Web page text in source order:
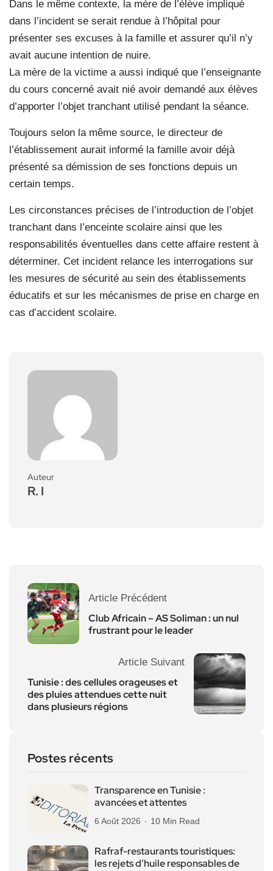
Dans le même contexte, la mère de l’élève impliqué
dans l’incident se serait rendue à l’hôpital pour
présenter ses excuses à la famille et assurer qu’il n’y
avait aucune intention de nuire.
La mère de la victime a aussi indiqué que l’enseignante
du cours concerné avait nié avoir demandé aux élèves
d’apporter l’objet tranchant utilisé pendant la séance.
Toujours selon la même source, le directeur de
l’établissement aurait informé la famille avoir déjà
présenté sa démission de ses fonctions depuis un
certain temps.
Les circonstances précises de l’introduction de l’objet
tranchant dans l’enceinte scolaire ainsi que les
responsabilités éventuelles dans cette affaire restent à
déterminer. Cet incident relance les interrogations sur
les mesures de sécurité au sein des établissements
éducatifs et sur les mécanismes de prise en charge en
cas d’accident scolaire.
Auteur
R. I
Article Précédent
Club Africain – AS Soliman : un nul
frustrant pour le leader
Article Suivant
Tunisie : des cellules orageuses et
des pluies attendues cette nuit
dans plusieurs régions
Postes récents
Transparence en Tunisie :
avancées et attentes
6 Août 2026 10 Min Read
Rafraf-restaurants touristiques:
les rejets d’huile responsables de